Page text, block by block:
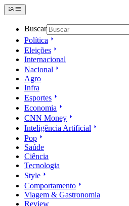
Buscar
Política
Eleições
Internacional
Nacional
Agro
Infra
Esportes
Economia
CNN Money
Inteligência Artificial
Pop
Saúde
Ciência
Tecnologia
Style
Comportamento
Viagem & Gastronomia
Review